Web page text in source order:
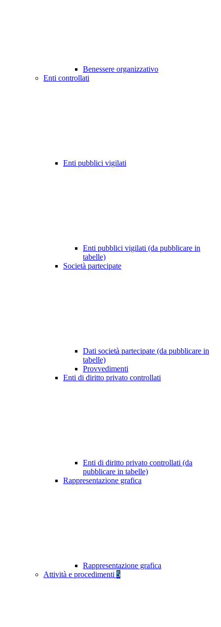
Benessere organizzativo
Enti controllati
Enti pubblici vigilati
Enti pubblici vigilati (da pubblicare in
tabelle)
Società partecipate
Dati società partecipate (da pubblicare in
tabelle)
Provvedimenti
Enti di diritto privato controllati
Enti di diritto privato controllati (da
pubblicare in tabelle)
Rappresentazione grafica
Rappresentazione grafica
Attività e procedimenti 5